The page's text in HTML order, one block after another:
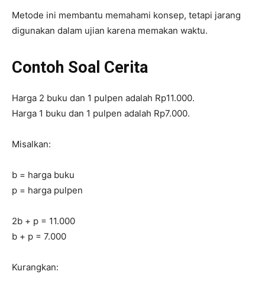
Metode ini membantu memahami konsep, tetapi jarang
digunakan dalam ujian karena memakan waktu.
Contoh Soal Cerita
Harga 2 buku dan 1 pulpen adalah Rp11.000.
Harga 1 buku dan 1 pulpen adalah Rp7.000.
Misalkan:
b = harga buku
p = harga pulpen
2b + p = 11.000
b + p = 7.000
Kurangkan: